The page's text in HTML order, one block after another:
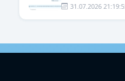
31.07.2026